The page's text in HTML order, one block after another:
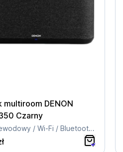
multiroom DENON
Czarny
Bezprzewodowy / Wi-Fi / Bluetooth / Czarny